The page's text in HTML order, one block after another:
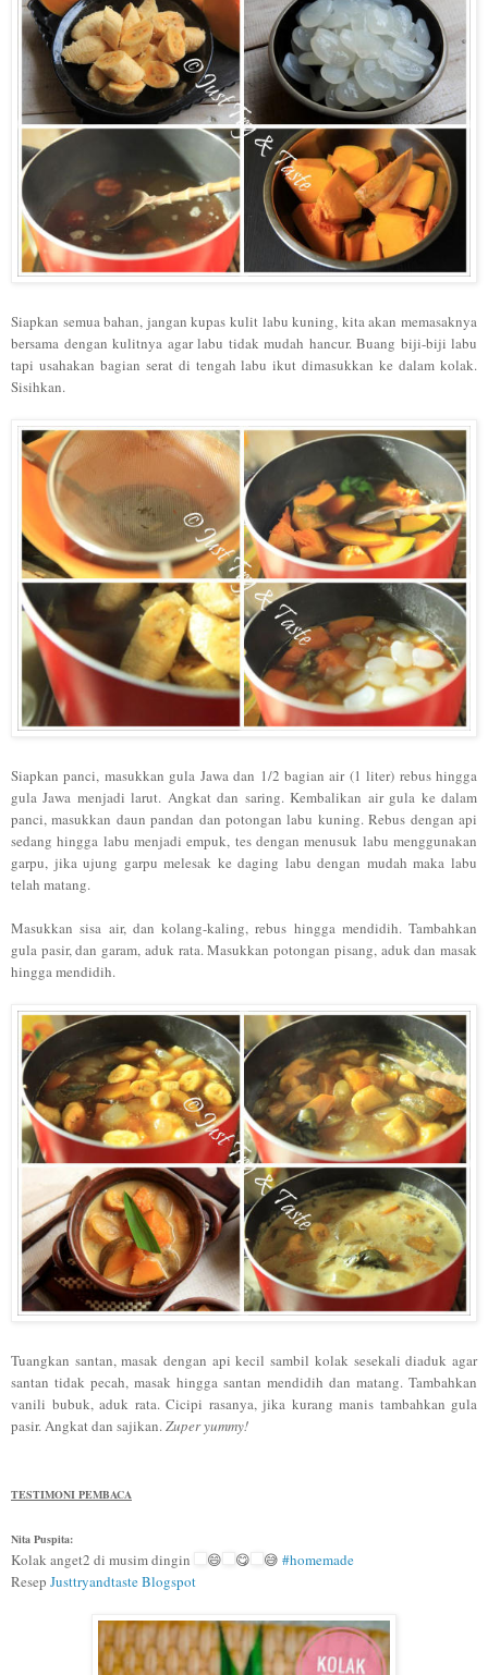
Siapkan semua bahan, jangan kupas kulit labu kuning, kita akan memasaknya
bersama dengan kulitnya agar labu tidak mudah hancur. Buang biji-biji labu
tapi usahakan bagian serat di tengah labu ikut dimasukkan ke dalam kolak.
Sisihkan.
Siapkan panci, masukkan gula Jawa dan 1/2 bagian air (1 liter) rebus hingga
gula Jawa menjadi larut. Angkat dan saring. Kembalikan air gula ke dalam
panci, masukkan daun pandan dan potongan labu kuning. Rebus dengan api
sedang hingga labu menjadi empuk, tes dengan menusuk labu menggunakan
garpu, jika ujung garpu melesak ke daging labu dengan mudah maka labu
telah matang.
Masukkan sisa air, dan kolang-kaling, rebus hingga mendidih. Tambahkan
gula pasir, dan garam, aduk rata. Masukkan potongan pisang, aduk dan masak
hingga mendidih.
Tuangkan santan, masak dengan api kecil sambil kolak sesekali diaduk agar
santan tidak pecah, masak hingga santan mendidih dan matang. Tambahkan
vanili bubuk, aduk rata. Cicipi rasanya, jika kurang manis tambahkan gula
pasir. Angkat dan sajikan.Zuper yummy!
TESTIMONI PEMBACA
Nita Puspita:
Kolak anget2 di musim dingin 😄 😋 😅 #homemade
Resep Justtryandtaste Blogspot